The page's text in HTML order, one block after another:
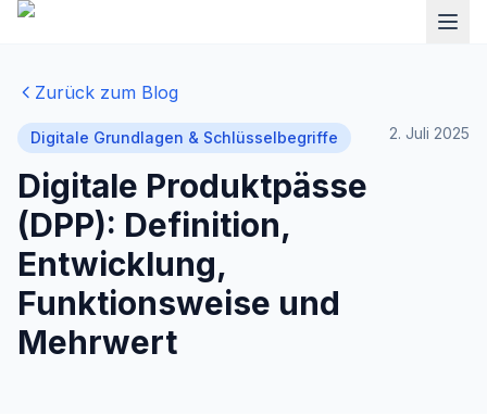
Zurück zum Blog
Digitale Grundlagen & Schlüsselbegriffe 2. Juli 2025
Digitale Produktpässe
(DPP): Definition,
Entwicklung,
Funktionsweise und
Mehrwert